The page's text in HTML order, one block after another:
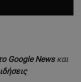
Google Newsκαι